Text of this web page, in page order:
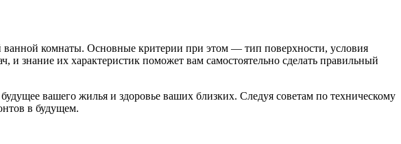
комнаты. Основные критерии при этом — тип поверхности, условия
и знание их характеристик поможет вам самостоятельно сделать правильный
вашего жилья и здоровье ваших близких. Следуя советам по техническому
в будущем.